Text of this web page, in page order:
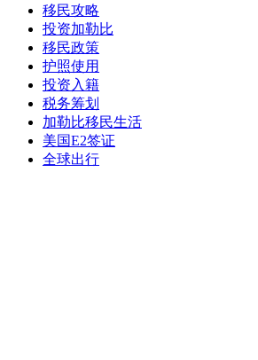
移民攻略
投资加勒比
移民政策
护照使用
投资入籍
税务筹划
加勒比移民生活
美国E2签证
全球出行